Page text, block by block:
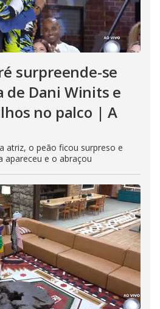
surpreende-se
de Dani Winits e
no palco | A
atriz, o peão ficou surpreso e
apareceu e o abraçou